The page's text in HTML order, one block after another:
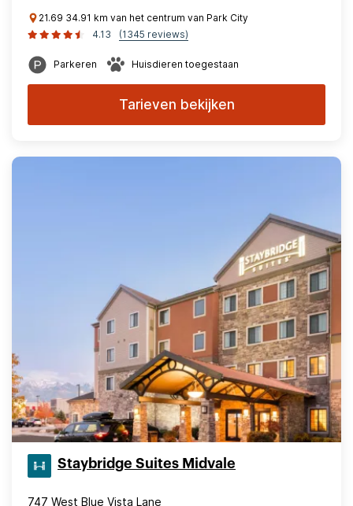
21.69 34.91 km van het centrum van Park City
4.13
(1345 reviews)
Parkeren Huisdieren toegestaan
Tarieven bekijken
Staybridge Suites Midvale
747 West Blue Vista Lane